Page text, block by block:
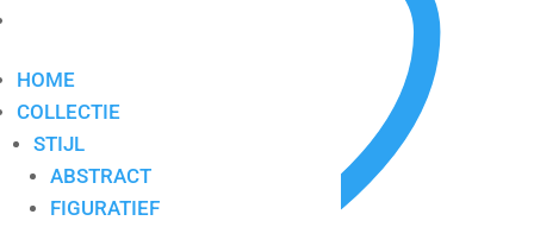
HOME
COLLECTIE
STIJL
ABSTRACT
FIGURATIEF